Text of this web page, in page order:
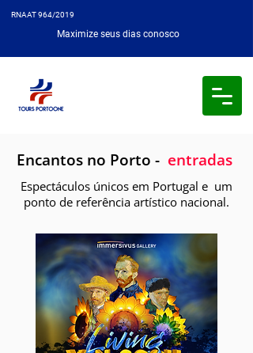
RNAAT 964/2019
Maximize seus dias conosco
Encantos no Porto - entradas
Espectáculos únicos em Portugal e um
ponto de referência artístico nacional.